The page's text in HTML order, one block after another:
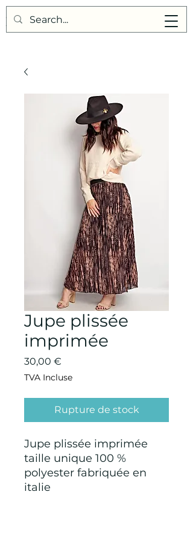
Points de Suture
Jupe plissée
imprimée
30,00 €
TVA Incluse
Rupture de stock
Jupe plissée imprimée
taille unique 100 %
polyester fabriquée en
italie